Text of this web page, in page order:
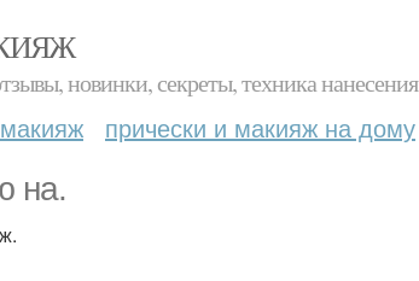
новинки, секреты, техника нанесения
прически и макияж на дому
на.